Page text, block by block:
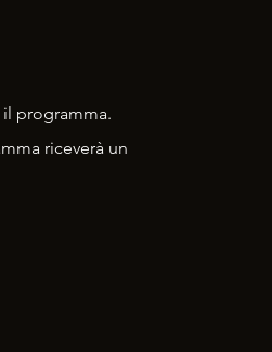
programma.
riceverà un